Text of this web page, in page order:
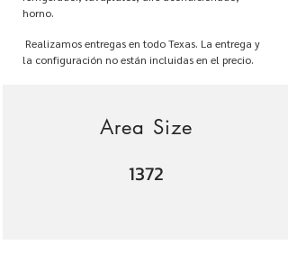
horno.
Realizamos entregas en todo Texas. La entrega y
la configuración no están incluidas en el precio.
Area Size
1372